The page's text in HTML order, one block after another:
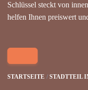
Schlüssel steckt von
helfen Ihnen preiswert
STARTSEITE STADTTEIL